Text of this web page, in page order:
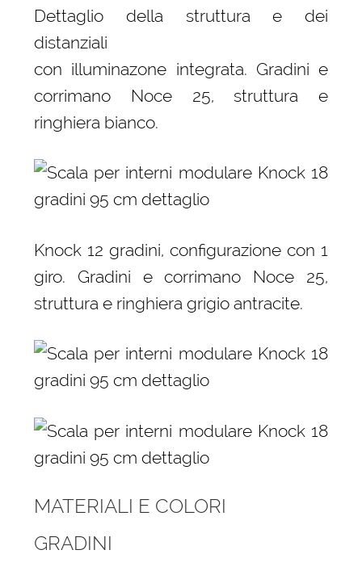
Dettaglio della struttura e dei
distanziali
con illuminazone integrata. Gradini e
corrimano Noce 25, struttura e
ringhiera bianco.
Knock 12 gradini, configurazione con 1
giro. Gradini e corrimano Noce 25,
struttura e ringhiera grigio antracite.
MATERIALI E COLORI
GRADINI